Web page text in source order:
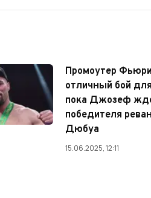
Промоутер
отличный бой
пока Джозеф
победителя
Дюбуа
15.06.2025, 12:11